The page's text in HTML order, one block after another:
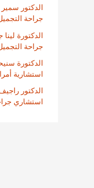
الدكتور
جراحة
الدكتورة
جراحة
الدكتورة
استشارية
الدكتور
استشاري